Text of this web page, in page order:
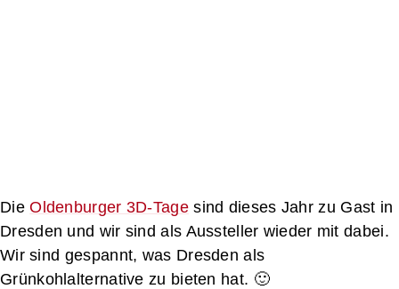
DieOldenburger 3D-Tagesind dieses Jahr zu Gast in
Dresden und wir sind als Aussteller wieder mit dabei.
Wir sind gespannt, was Dresden als
Grünkohlalternative zu bieten hat. 🙂